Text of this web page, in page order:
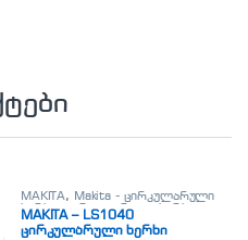
MAKITA, Makita - ცირკულარული
ხერხი,ცირკულარული ხერხი
MAKITA – LS1040
ცირკულარული ხერხი